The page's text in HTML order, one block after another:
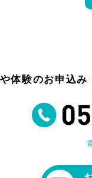
体験のお申込